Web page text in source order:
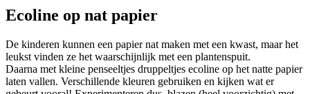
Ecoline op nat papier
De kinderen kunnen een papier nat maken met een kwast, maar het
leukst vinden ze het waarschijnlijk met een plantenspuit.
Daarna met kleine penseeltjes druppeltjes ecoline op het natte papier
laten vallen. Verschillende kleuren gebruiken en kijken wat er